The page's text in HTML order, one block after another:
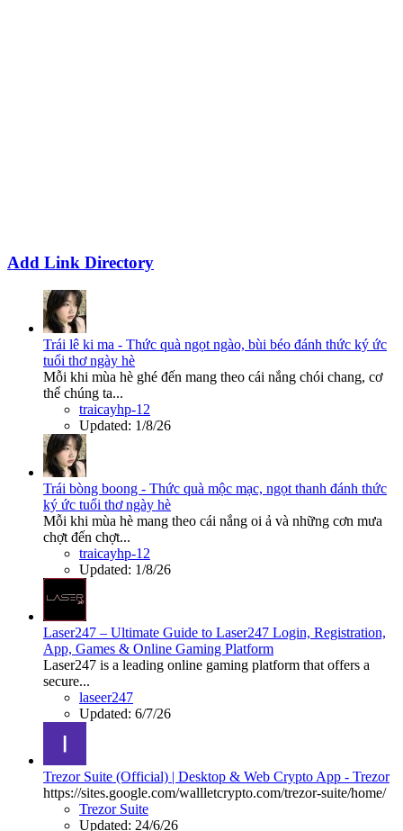
Add Link Directory
Trái lê ki ma - Thức quà ngọt ngào, bùi béo đánh thức ký ức
tuổi thơ ngày hè
Mỗi khi mùa hè ghé đến mang theo cái nắng chói chang, cơ
thể chúng ta...
traicayhp-12
Updated: 1/8/26
Trái bòng boong - Thức quà mộc mạc, ngọt thanh đánh thức
ký ức tuổi thơ ngày hè
Mỗi khi mùa hè mang theo cái nắng oi ả và những cơn mưa
chợt đến chợt...
traicayhp-12
Updated: 1/8/26
Laser247 – Ultimate Guide to Laser247 Login, Registration,
App, Games & Online Gaming Platform
Laser247 is a leading online gaming platform that offers a
secure...
laseer247
Updated: 6/7/26
Trezor Suite (Official) | Desktop & Web Crypto App - Trezor
https://sites.google.com/wallletcrypto.com/trezor-suite/home/
Trezor Suite
Updated: 24/6/26